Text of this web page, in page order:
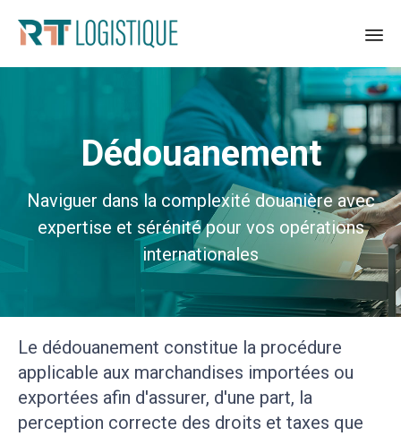
to
Dédouanement
Naviguer dans la complexité douanière avec
expertise et sérénité pour vos opérations
internationales
Le dédouanement constitue la procédure
applicable aux marchandises importées ou
exportées afin d'assurer, d'une part, la
perception correcte des droits et taxes que